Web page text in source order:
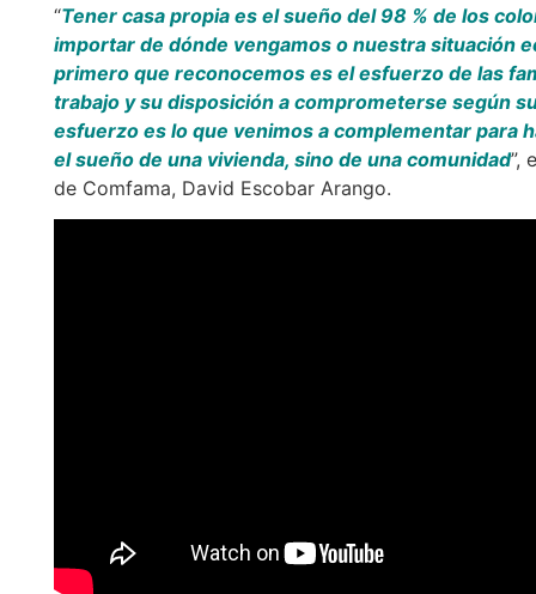
“Tener casa propia es el sueño del 98 % de los
importar de dónde vengamos o nuestra situación
primero que reconocemos es el esfuerzo de las
trabajo y su disposición a comprometerse según
esfuerzo es lo que venimos a complementar para
el sueño de una vivienda, sino de una comunidad”,
de Comfama, David Escobar Arango.